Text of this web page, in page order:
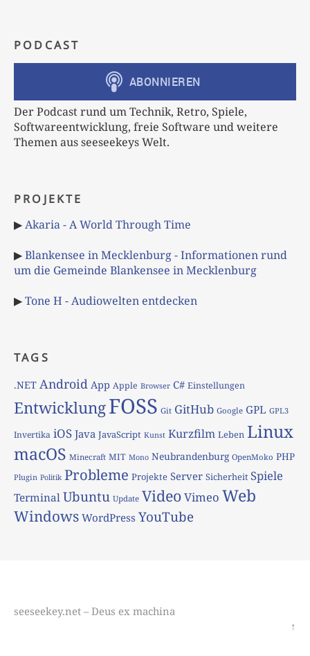
PODCAST
Der Podcast rund um Technik, Retro, Spiele,
Softwareentwicklung, freie Software und weitere
Themen aus seeseekeys Welt.
PROJEKTE
▶Akaria - A World Through Time
▶Blankensee in Mecklenburg - Informationen rund
um die Gemeinde Blankensee in Mecklenburg
▶Tone H - Audiowelten entdecken
TAGS
.NET Android App Apple Browser C# Einstellungen
EntwicklungFOSS Git GitHub Google GPL GPL3
Invertika iOS Java JavaScript Kunst Kurzfilm Leben Linux
macOS Minecraft MIT Mono Neubrandenburg OpenMoko PHP
Plugin Politik Probleme Projekte Server Sicherheit Spiele
TerminalUbuntu Update VideoVimeo Web
Windows WordPress YouTube
seeseekey.net – Deus ex machina
↑